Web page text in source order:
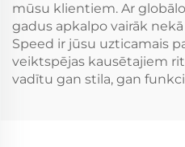
mūsu klientiem. Ar
gadus apkalpo vairāk
Speed ir jūsu uzticamais
veiktspējas kausētajiem
vadītu gan stila, gan